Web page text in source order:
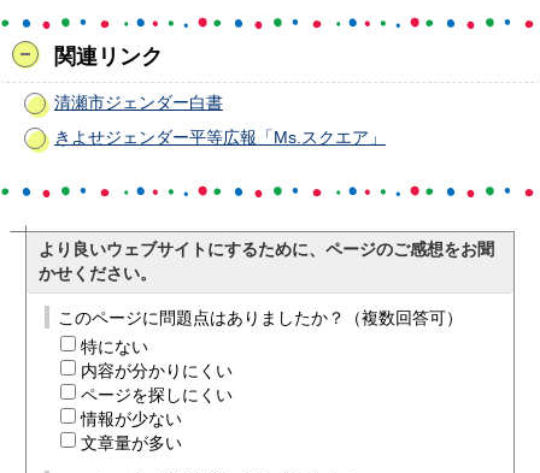
関連リンク
清瀬市ジェンダー白書
きよせジェンダー平等広報「Ms.スクエア」
より良いウェブサイトにするために、ページのご感想をお聞
かせください。
このページに問題点はありましたか？（複数回答可）
特にない
内容が分かりにくい
ページを探しにくい
情報が少ない
文章量が多い